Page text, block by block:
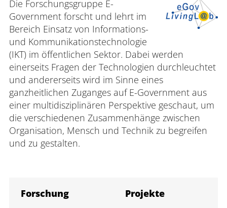
Die Forschungsgruppe E-
Government forscht und lehrt im
Bereich Einsatz von Informations-
und Kommunikationstechnologie
(IKT) im öffentlichen Sektor. Dabei werden
einerseits Fragen der Technologien durchleuchtet
und andererseits wird im Sinne eines
ganzheitlichen Zuganges auf E-Government aus
einer multidisziplinären Perspektive geschaut, um
die verschiedenen Zusammenhänge zwischen
Organisation, Mensch und Technik zu begreifen
und zu gestalten.
Forschung Projekte